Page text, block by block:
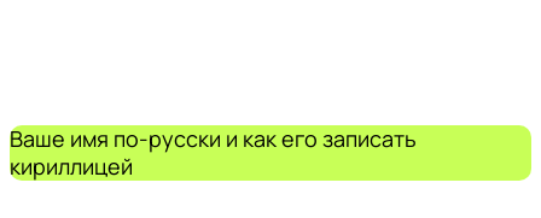
Ваше имя по-русски и как его записать
кириллицей